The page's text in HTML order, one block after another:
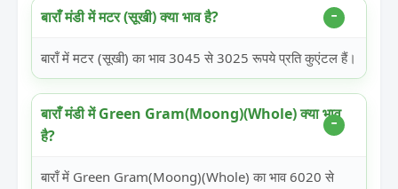
बाराँ मंडी में मटर (सूखी) क्या भाव है?
बाराँ में मटर (सूखी) का भाव 3045 से 3025 रूपये प्रति कुएंटल हैं।
बाराँ मंडी में Green Gram(Moong)(Whole) क्या भाव
है?
बाराँ में Green Gram(Moong)(Whole) का भाव 6020 से